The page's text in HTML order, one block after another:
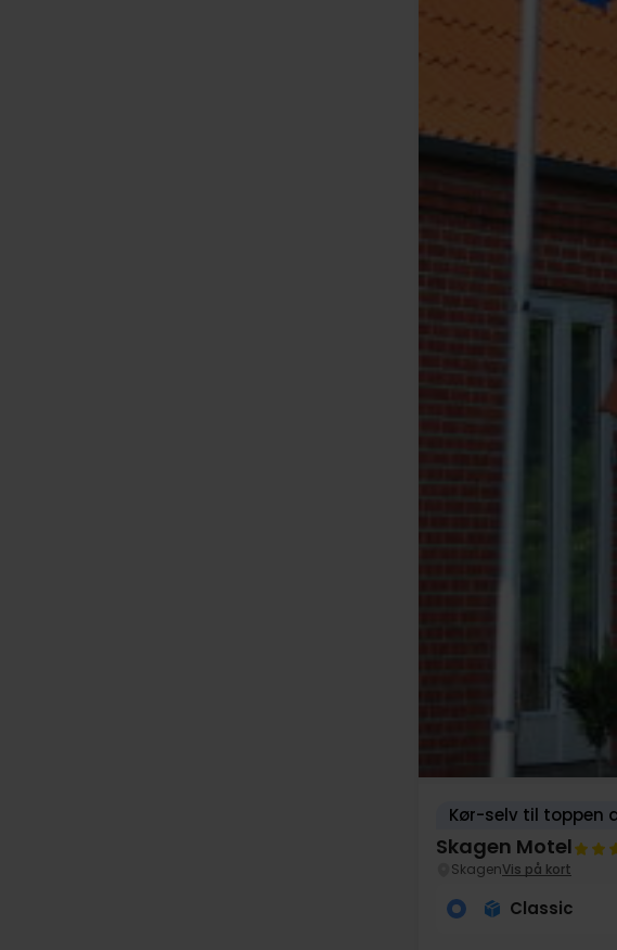
Kør-selv til toppen
Skagen Motel
SkagenVis på kort
Classic